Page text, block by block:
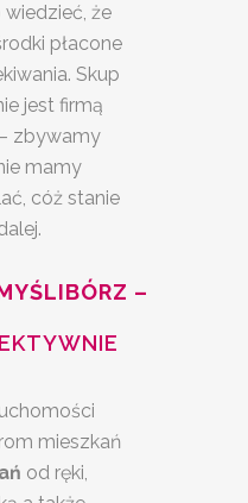
że
płacone
Skup
jest firmą
zbywamy
mamy
cóż stanie
–
mieszkań
od ręki,